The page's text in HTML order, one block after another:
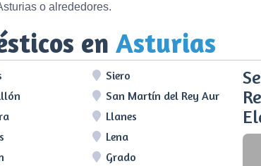
o alrededores.
en Asturias
Siero
San Martín del Rey Aurelio
Llanes
Lena
Grado